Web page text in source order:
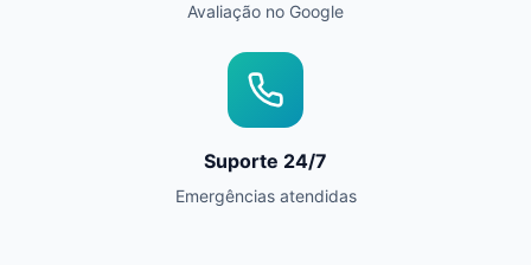
Avaliação no Google
Suporte 24/7
Emergências atendidas